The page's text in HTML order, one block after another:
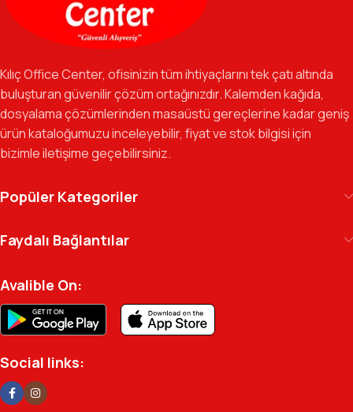
sağlıyoruz.
Özverili Takım Ruhu:İşini tutkuyla yapan, güler yüzlü ve çözüm
güvenilir bir yol arkadaşı olmayı hedefliyoruz.
Gelecek Vizyonu:Kurumsal kimliğimizi yeni iş birlikleri ve global
markalarla güçlendirerek, Türkiye genelinde müşteri ağımızı her
geçen gün büyütmeye devam ediyoruz.
Kılıç Office Center
arşivinizdeki dosyaya kadar her detayda yanınızda.
Ofisinizin enerjisini ve verimliliğini artırmak için
profesyonel kadromuzla hizmetinizdeyiz.
Kılıç Office Center, ofisinizin tüm ihtiyaçlarını tek çatı altında
buluşturan güvenilir çözüm ortağınızdır. Kalemden kağıda,
dosyalama çözümlerinden masaüstü gereçlerine kadar geniş
ürün kataloğumuzu inceleyebilir, fiyat ve stok bilgisi için
bizimle iletişime geçebilirsiniz.
Popüler Kategoriler
Faydalı Bağlantılar
Avalible On:
Social links: